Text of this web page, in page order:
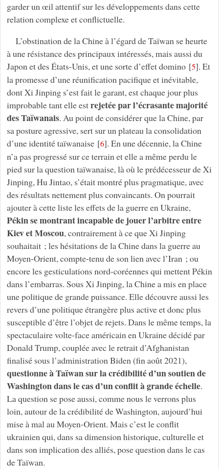
garder un œil attentif sur les développements dans cette
relation complexe et conflictuelle.
L’obstination de la Chine à l’égard de Taïwan se heurte
à une résistance des principaux intéressés, mais aussi du
Japon et des États-Unis, et une sorte d’effet domino[5]. Et
la promesse d’une réunification pacifique et inévitable,
dont Xi Jinping s’est fait le garant, est chaque jour plus
improbable tant elle estrejetée par l’écrasante majorité
des Taïwanais. Au point de considérer que la Chine, par
sa posture agressive, sert sur un plateau la consolidation
d’une identité taïwanaise[6]. En une décennie, la Chine
n’a pas progressé sur ce terrain et elle a même perdu le
pied sur la question taïwanaise, là où le prédécesseur de Xi
Jinping, Hu Jintao, s’était montré plus pragmatique, avec
des résultats nettement plus convaincants. On pourrait
ajouter à cette liste les effets de la guerre en Ukraine,
Pékin se montrant incapable de jouer l’arbitre entre
Kiev et Moscou, contrairement à ce que Xi Jinping
souhaitait ; les hésitations de la Chine dans la guerre au
Moyen-Orient, compte-tenu de son lien avec l’Iran ; ou
encore les gesticulations nord-coréennes qui mettent Pékin
dans l’embarras. Sous Xi Jinping, la Chine a mis en place
une politique de grande puissance. Elle découvre aussi les
revers d’une politique étrangère plus active et donc plus
susceptible d’être l’objet de rejets. Dans le même temps, la
spectaculaire volte-face américain en Ukraine décidé par
Donald Trump, couplée avec le retrait d’Afghanistan
finalisé sous l’administration Biden (fin août 2021),
questionne à Taïwan sur la crédibilité d’un soutien de
Washington dans le cas d’un conflit à grande échelle.
La question se pose aussi, comme nous le verrons plus
loin, autour de la crédibilité de Washington, aujourd’hui
mise à mal au Moyen-Orient. Mais c’est le conflit
ukrainien qui, dans sa dimension historique, culturelle et
dans son implication des alliés, pose question dans le cas
de Taïwan.